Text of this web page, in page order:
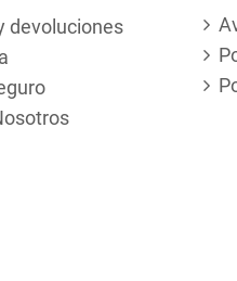
devoluciones